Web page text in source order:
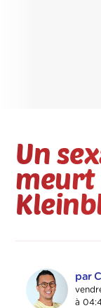
Un
meurt
par
à